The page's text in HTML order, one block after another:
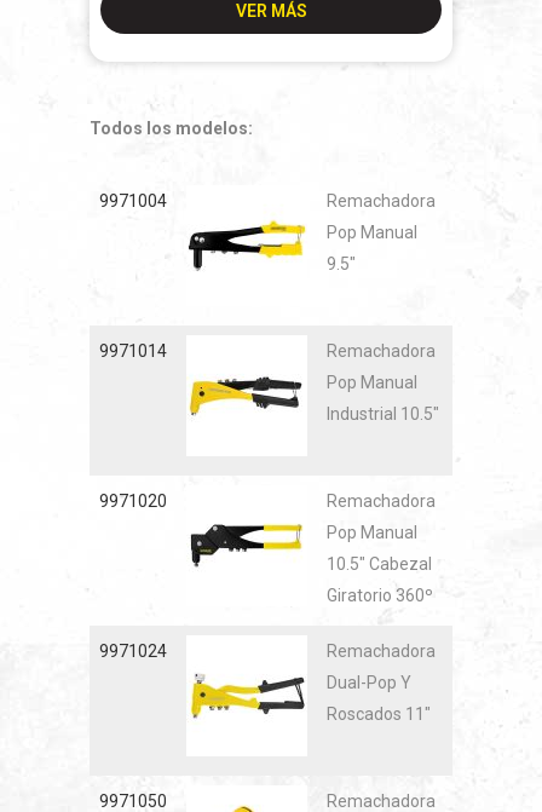
VER MÁS
Todos los modelos:
9971004
Remachadora
Pop Manual
9.5"
9971014
Remachadora
Pop Manual
Industrial 10.5"
9971020
Remachadora
Pop Manual
10.5" Cabezal
Giratorio 360º
9971024
Remachadora
Dual-Pop Y
Roscados 11"
9971050
Remachadora